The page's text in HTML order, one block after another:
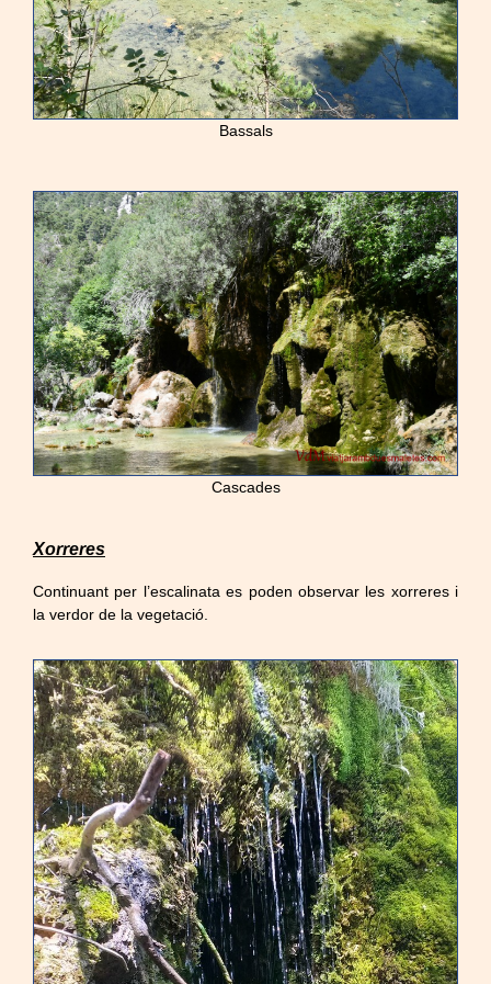
Bassals
Cascades
Xorreres
Continuant per l’escalinata es poden observar les xorreres i
la verdor de la vegetació.